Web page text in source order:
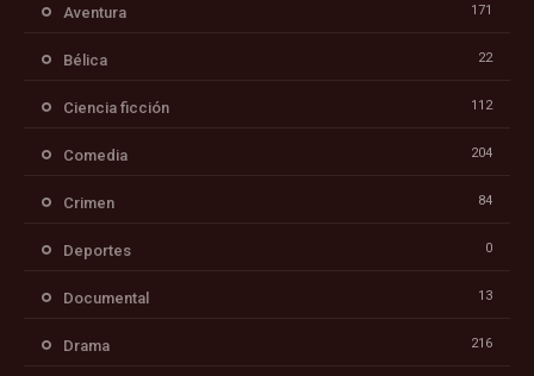
Aventura 171
Bélica 22
Ciencia ficción 112
Comedia 204
Crimen 84
Deportes 0
Documental 13
Drama 216